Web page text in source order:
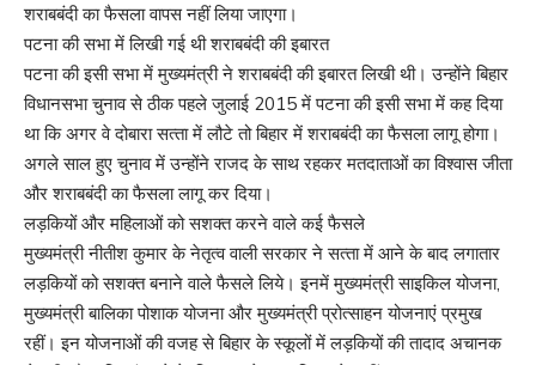
शराबबंदी का फैसला वापस नहीं लिया जाएगा।
पटना की सभा में लिखी गई थी शराबबंदी की इबारत
पटना की इसी सभा में मुख्‍यमंत्री ने शराबबंदी की इबारत लिखी थी। उन्‍होंने बिहार
विधानसभा चुनाव से ठीक पहले जुलाई 2015 में पटना की इसी सभा में कह दिया
था कि अगर वे दोबारा सत्‍ता में लौटे तो बिहार में शराबबंदी का फैसला लागू होगा।
अगले साल हुए चुनाव में उन्‍होंने राजद के साथ रहकर मतदाताओं का विश्‍वास जीता
और शराबबंदी का फैसला लागू कर दिया।
लड़कियों और महिलाओं को सशक्‍त करने वाले कई फैसले
मुख्यमंत्री नीतीश कुमार के नेतृत्‍व वाली सरकार ने सत्‍ता में आने के बाद लगातार
लड़कियों को सशक्‍त बनाने वाले फैसले लिये। इनमें मुख्‍यमंत्री साइकिल योजना,
मुख्‍यमंत्री बालिका पोशाक योजना और मुख्‍यमंत्री प्रोत्‍साहन योजनाएं प्रमुख
रहीं। इन योजनाओं की वजह से बिहार के स्‍कूलों में लड़कियों की तादाद अचानक